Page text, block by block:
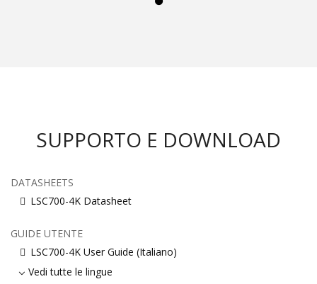
SUPPORTO E DOWNLOAD
DATASHEETS
LSC700-4K Datasheet
GUIDE UTENTE
LSC700-4K User Guide (Italiano)
Vedi tutte le lingue